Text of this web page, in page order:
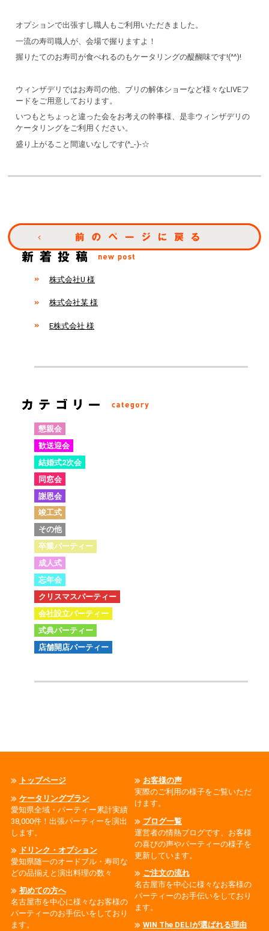
オプションで出張すし職人もご利用いただきました。
一流の寿司職人が、会場で握りますよ！
握りたてのお寿司が食べれるのもケータリングの醍醐味です!(^^)!
ウィンザデリではお寿司の他、ブリの解体ショーなど様々なLIVEフ
ードをご用意しております。
いつもとちょっと違った会をお考えの幹事様、是非ウィンザデリの
ケータリングをご利用ください。
盛り上がること間違いなしです(^_-)-☆
株式会社U 様
株式会社某 様
E株式会社 様
懇親会
歓送迎会
結婚式2次会
同窓会
謝恩会
竣工式
その他
卒業パーティー
成人式
忘年会
クリスマスパーティー
会社設立パーティー
式典パーティー
店舗開店パーティー
トップページ
ケータリングプラン
愛知県全域・パーティー累計実績
38,000件！出張パーティーを演出
します。
ドリンク・オプション
愛知県随一のオードブル・寿司な
どの品揃えと演出料理の数々
初めての方へ
名古屋市を中心に様々なお客様の
パーティーのお手伝いをしており
ます。
お客様の声
実際のご利用の様子をご覧いただ
けます。
ブログ一覧
運営者の情熱ブログです、お客様
の喜びの声やパーティーの様子を
更新しています。
ご注文の流れ
名古屋市を中心に様々なお客様の
パーティーのお手伝いをしており
ます。
WIN The DELIが選ばれる理由